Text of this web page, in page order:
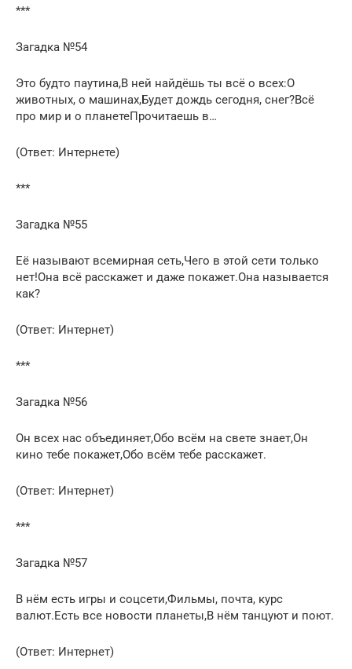
***
Загадка №54
Это будто паутина,В ней найдёшь ты всё о всех:О
животных, о машинах,Будет дождь сегодня, снег?Всё
про мир и о планетеПрочитаешь в…
(Ответ: Интернете)
***
Загадка №55
Её называют всемирная сеть,Чего в этой сети только
нет!Она всё расскажет и даже покажет.Она называется
как?
(Ответ: Интернет)
***
Загадка №56
Он всех нас объединяет,Обо всём на свете знает,Он
кино тебе покажет,Обо всём тебе расскажет.
(Ответ: Интернет)
***
Загадка №57
В нём есть игры и соцсети,Фильмы, почта, курс
валют.Есть все новости планеты,В нём танцуют и поют.
(Ответ: Интернет)